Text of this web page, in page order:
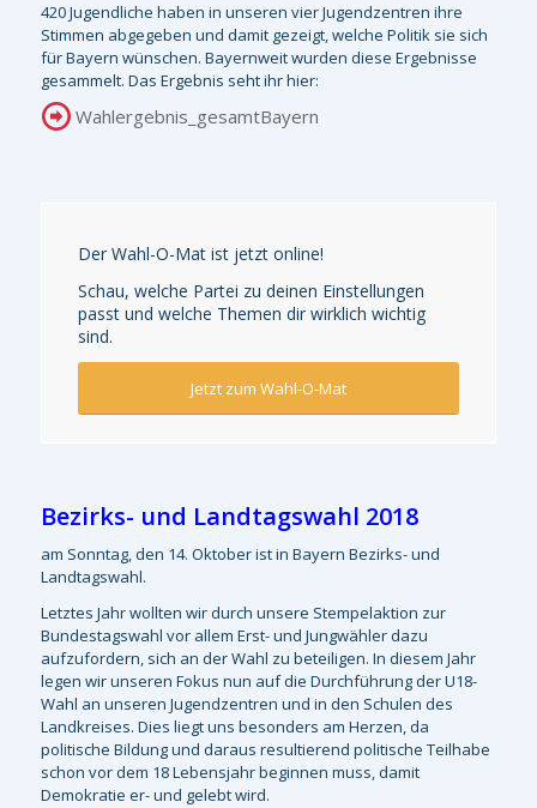
420 Jugendliche haben in unseren vier Jugendzentren ihre
Stimmen abgegeben und damit gezeigt, welche Politik sie sich
für Bayern wünschen. Bayernweit wurden diese Ergebnisse
gesammelt. Das Ergebnis seht ihr hier:
Wahlergebnis_gesamtBayern
Der Wahl-O-Mat ist jetzt online!
Schau, welche Partei zu deinen Einstellungen
passt und welche Themen dir wirklich wichtig
sind.
Jetzt zum Wahl-O-Mat
Bezirks- und Landtagswahl 2018
am Sonntag, den 14. Oktober ist in Bayern Bezirks- und
Landtagswahl.
Letztes Jahr wollten wir durch unsere Stempelaktion zur
Bundestagswahl vor allem Erst- und Jungwähler dazu
aufzufordern, sich an der Wahl zu beteiligen. In diesem Jahr
legen wir unseren Fokus nun auf die Durchführung der U18-
Wahl an unseren Jugendzentren und in den Schulen des
Landkreises. Dies liegt uns besonders am Herzen, da
politische Bildung und daraus resultierend politische Teilhabe
schon vor dem 18 Lebensjahr beginnen muss, damit
Demokratie er- und gelebt wird.